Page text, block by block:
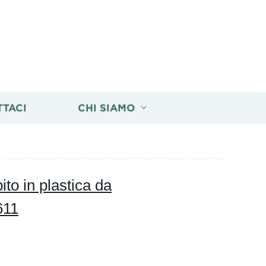
CHI SIAMO
in plastica da